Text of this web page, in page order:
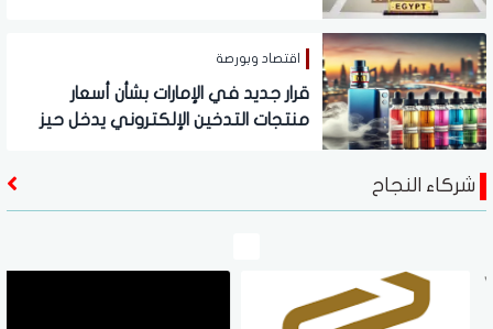
اقتصاد وبورصة
قرار جديد في الإمارات بشأن أسعار
منتجات التدخين الإلكتروني يدخل حيز
شركاء النجاح